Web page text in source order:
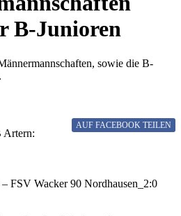
B-Junioren
sowie die B-
AUF FACEBOOK TEILEN
Artern:
FSV Wacker 90 Nordhausen_2:0